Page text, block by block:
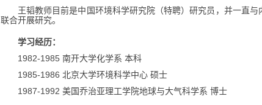
王韬教师目前是中国环境科学研究院（特聘）研究员，并一直
联合开展研究。
学习经历：
1982-1985 南开大学化学系 本科
1985-1986 北京大学环境科学中心 硕士
1987-1992 美国乔治亚理工学院地球与大气科学系 博士